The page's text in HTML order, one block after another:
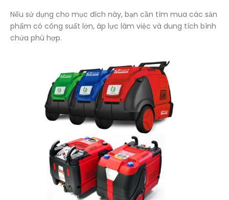
Nếu sử dụng cho mục đích này, bạn cần tìm mua các sản
phẩm có công suất lớn, áp lực làm việc và dung tích bình
chứa phù hợp.